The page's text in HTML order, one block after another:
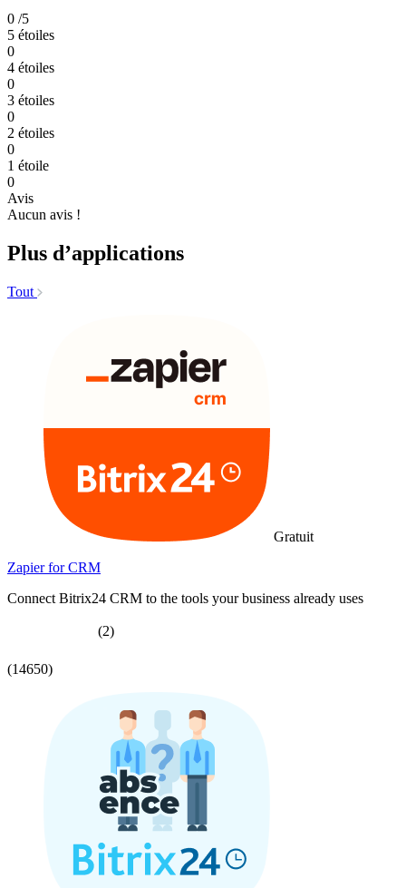
0 /5
5 étoiles
0
4 étoiles
0
3 étoiles
0
2 étoiles
0
1 étoile
0
Avis
Aucun avis !
Plus d’applications
Tout
Gratuit
Zapier for CRM
Connect Bitrix24 CRM to the tools your business already uses
(2)
(14650)